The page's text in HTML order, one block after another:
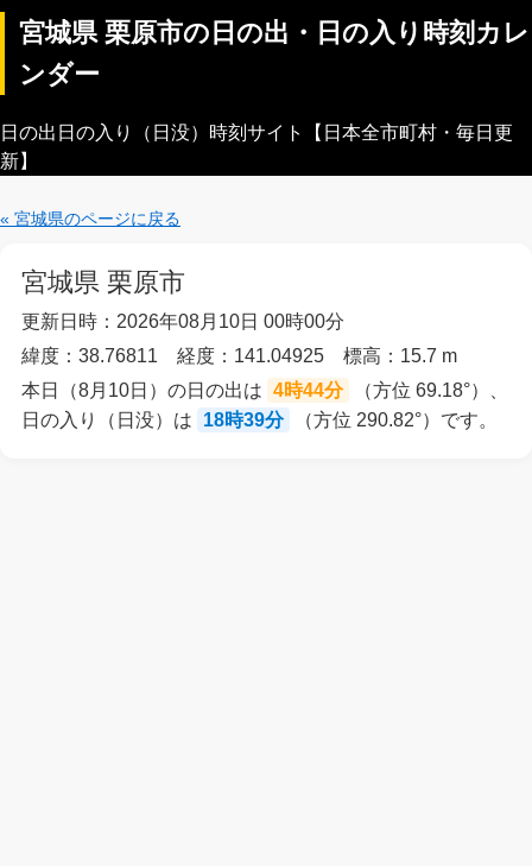
宮城県 栗原市の日の出・日の入り時刻カレ
ンダー
日の出日の入り（日没）時刻サイト【日本全市町村・毎日更
新】
« 宮城県のページに戻る
宮城県 栗原市
更新日時：2026年08月10日 00時00分
緯度：38.76811 経度：141.04925 標高：15.7 m
本日（8月10日）の日の出は 4時44分
（方位 69.18°）、
日の入り（日没）は
18時39分 （方位 290.82°）です。